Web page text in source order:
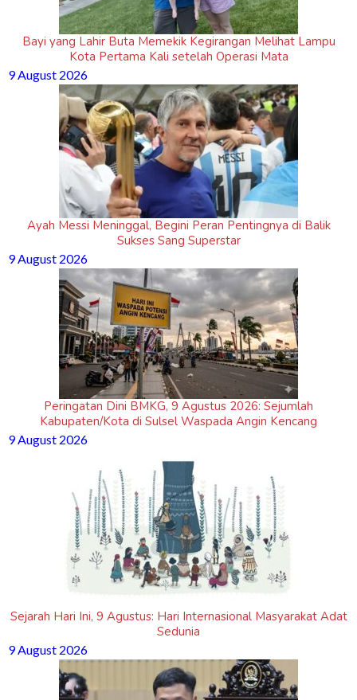
Bayi yang Lahir Buta Memekik Kegirangan Melihat Lampu
Kota Pertama Kali setelah Operasi Mata
9 August 2026
Ayah Messi Meninggal, Begini Peran Pentingnya di Balik
Sukses Sang Superstar
9 August 2026
Peringatan Dini BMKG, 9 Agustus 2026: Sejumlah
Kabupaten/Kota di Sulsel Waspada Angin Kencang
9 August 2026
Sejarah Hari Ini, 9 Agustus: Hari Internasional Masyarakat Adat
Sedunia
9 August 2026